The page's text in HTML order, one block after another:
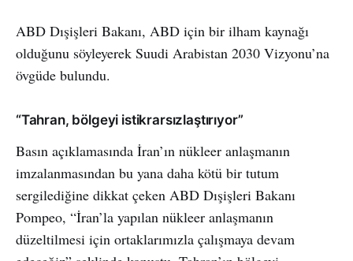
ABD Dışişleri Bakanı, ABD için bir ilham kaynağı
olduğunu söyleyerek Suudi Arabistan 2030 Vizyonu’na
övgüde bulundu.
“Tahran, bölgeyi istikrarsızlaştırıyor”
Basın açıklamasında İran’ın nükleer anlaşmanın
imzalanmasından bu yana daha kötü bir tutum
sergilediğine dikkat çeken ABD Dışişleri Bakanı
Pompeo, “İran’la yapılan nükleer anlaşmanın
düzeltilmesi için ortaklarımızla çalışmaya devam